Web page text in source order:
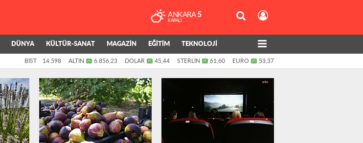
ANKARA 5
KAPALI
DÜNYA KÜLTÜR-SANAT MAGAZİN EĞİTİM
TEKNOLOJİ
BİST 14.598 ALTIN 6.856,23 DOLAR 45,44 STERLİN 61,60 EURO 53,37